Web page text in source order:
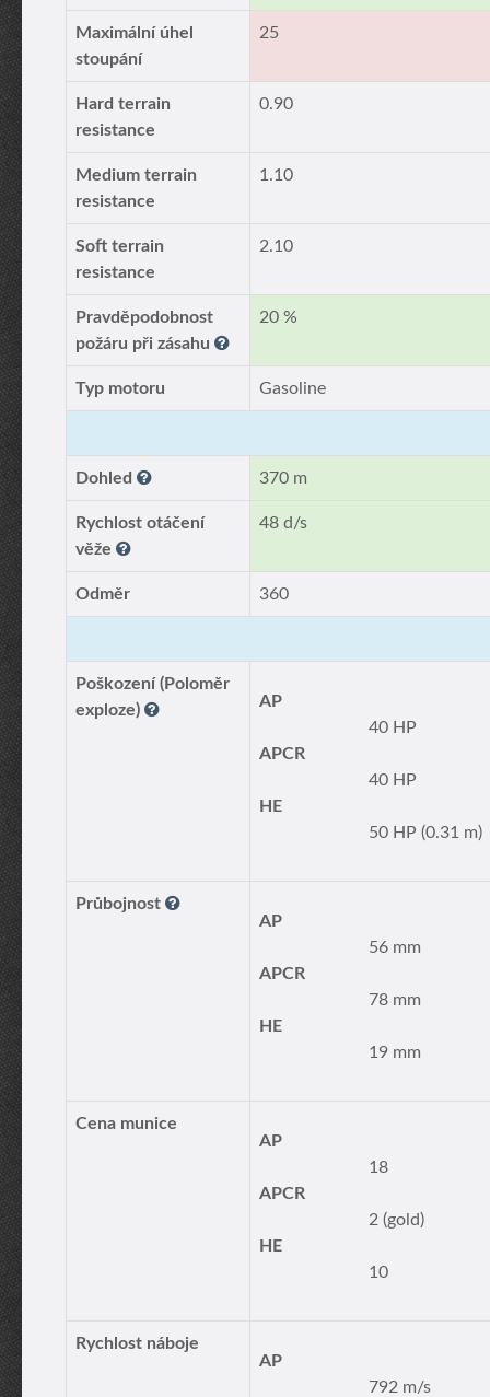
Maximální úhel
stoupání
25
Hard terrain
resistance
0.90
Medium terrain
resistance
1.10
Soft terrain
resistance
2.10
Pravděpodobnost
požáru při zásahu
20 %
Typ motoru Gasoline
Dohled 370 m
Rychlost otáčení
věže
48 d/s
Odměr 360
Poškození (Poloměr
exploze)
AP
40 HP
APCR
40 HP
HE
50 HP (0.31 m)
Průbojnost
AP
56 mm
APCR
78 mm
HE
19 mm
Cena munice
AP
18
APCR
2 (gold)
HE
10
Rychlost náboje
AP
792 m/s